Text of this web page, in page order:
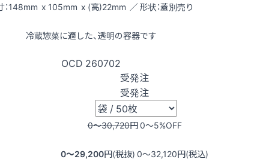
：148mm x 105mm x (高)22mm ／ 形状：蓋別売り
冷蔵惣菜に適した、透明の容器です
OCD 260702
受発注
受発注
0〜30,720円0〜5%OFF
0〜29,200円(税抜) 0〜32,120円(税込)